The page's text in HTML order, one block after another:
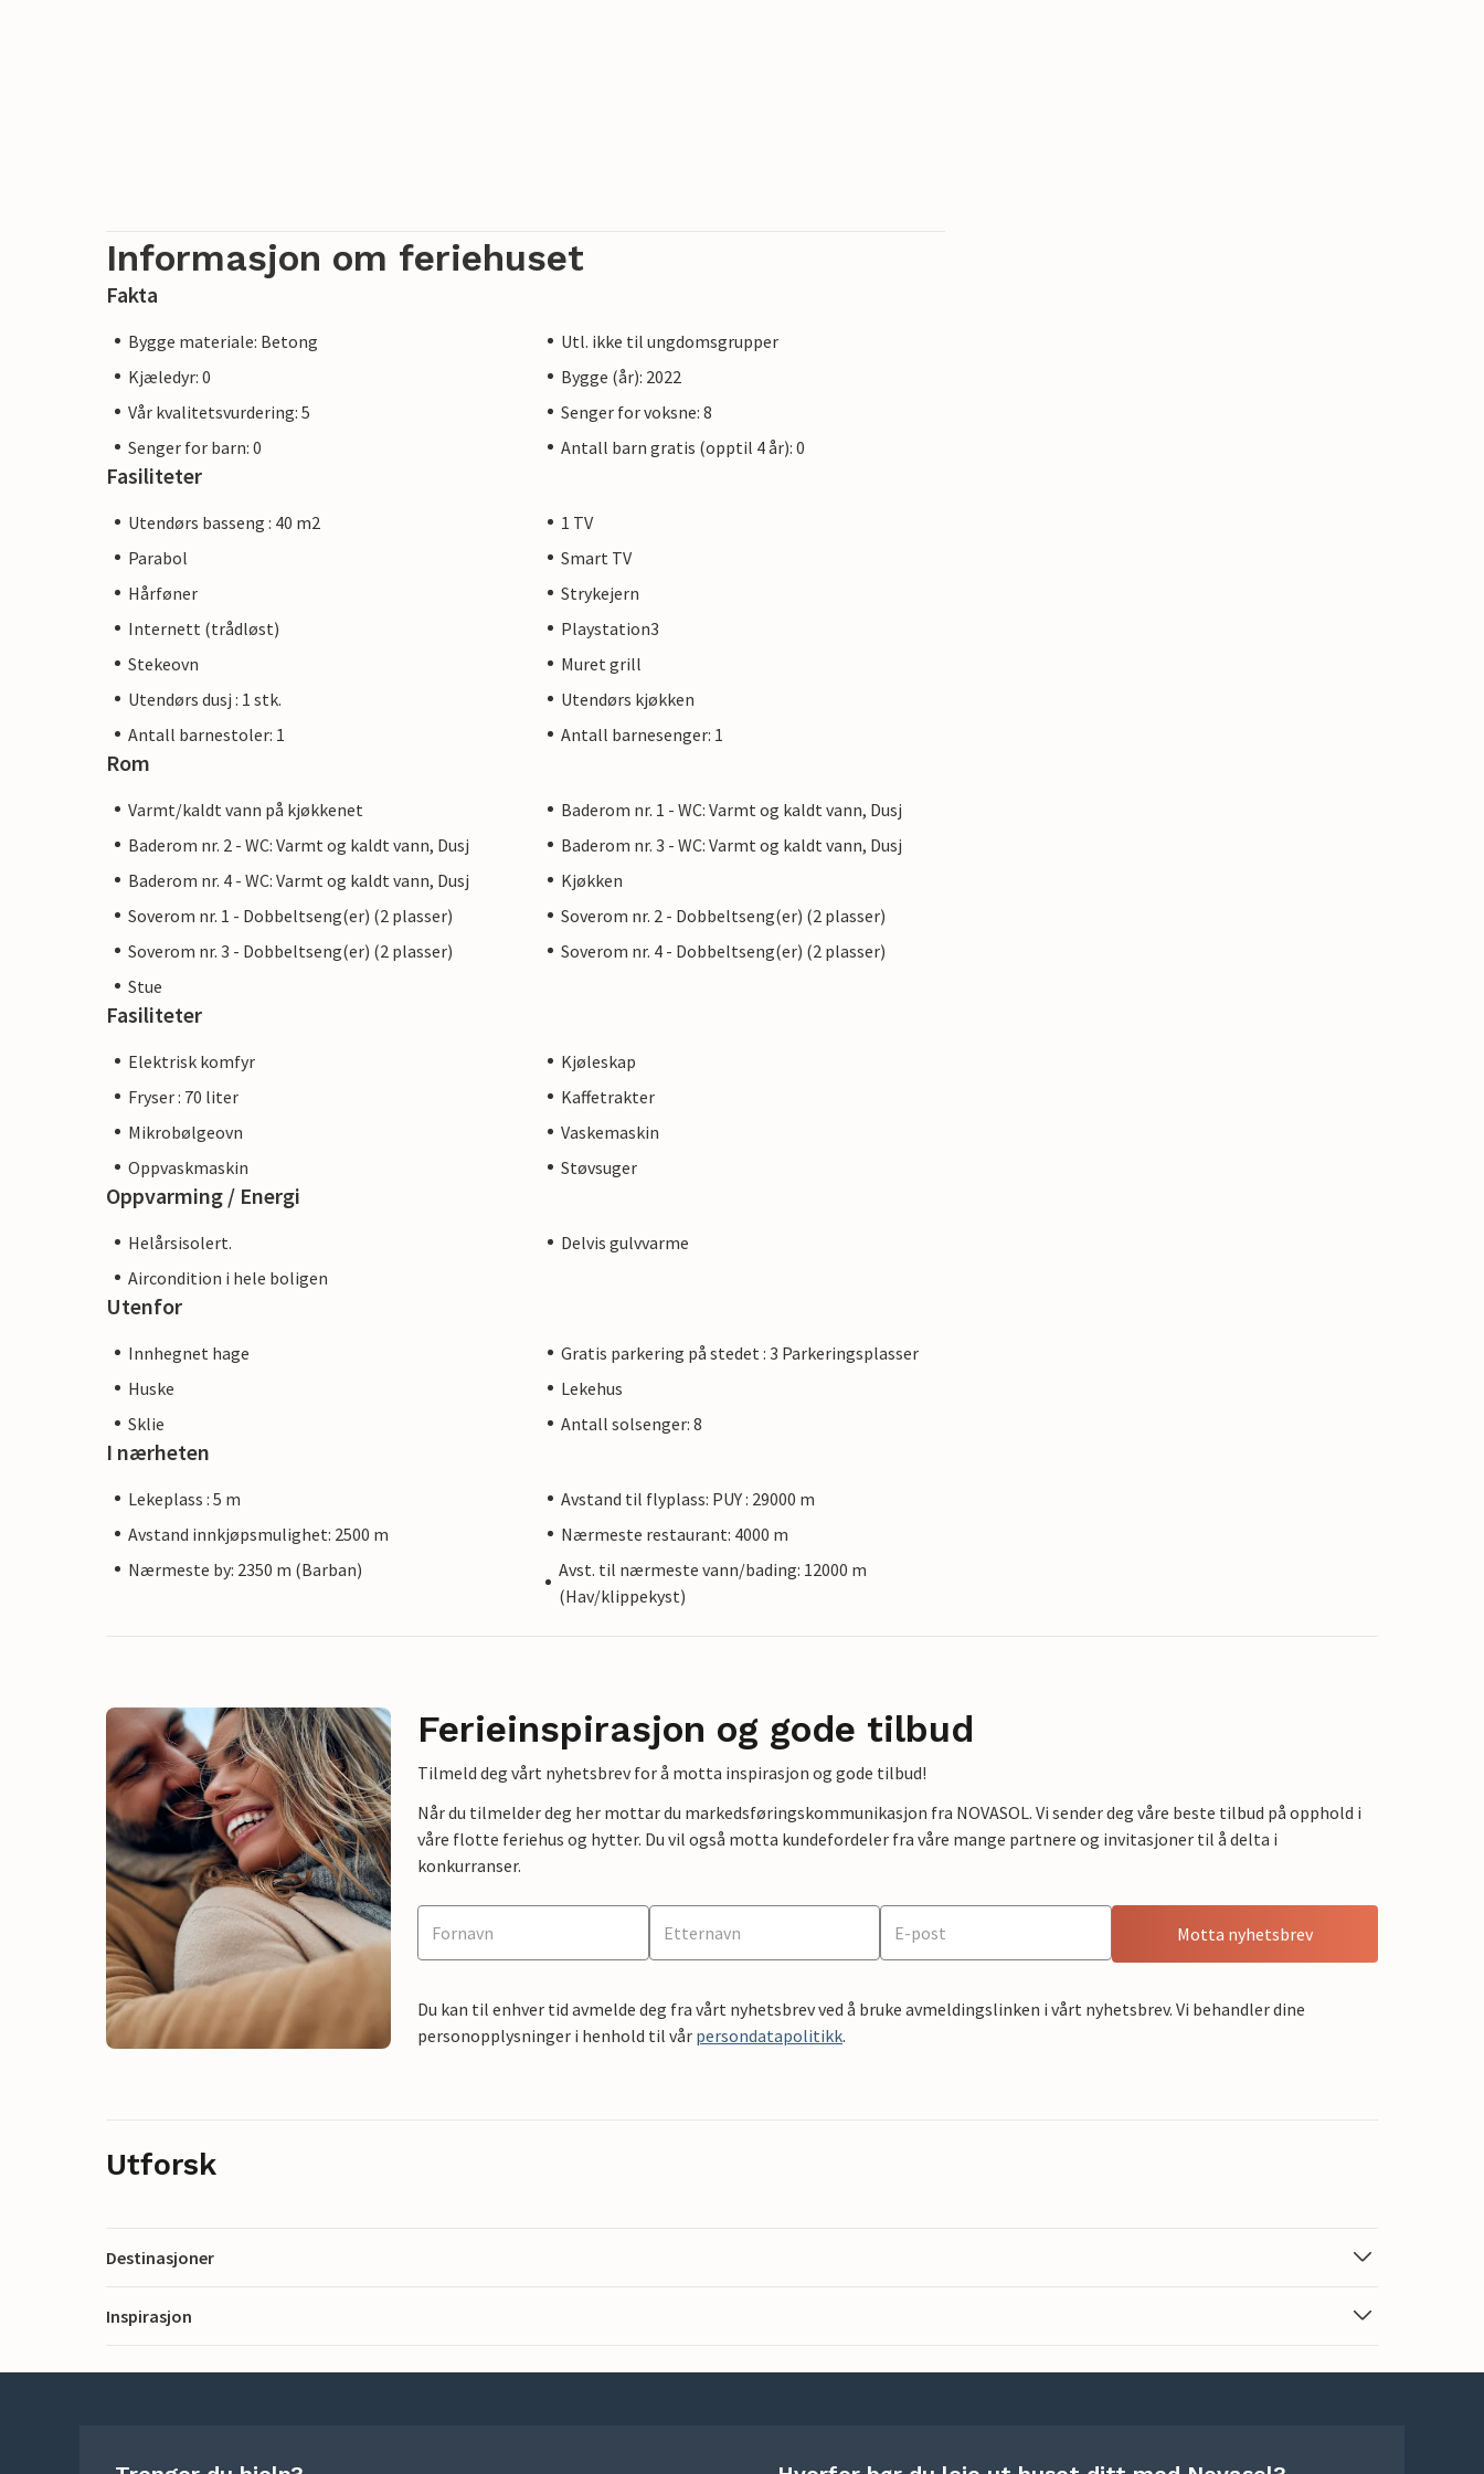
Informasjon om feriehuset
Fakta
Bygge materiale: Betong
Utl. ikke til ungdomsgrupper
Kjæledyr: 0
Bygge (år): 2022
Vår kvalitetsvurdering: 5
Senger for voksne: 8
Senger for barn: 0
Antall barn gratis (opptil 4 år): 0
Fasiliteter
Utendørs basseng : 40 m2
1 TV
Parabol
Smart TV
Hårføner
Strykejern
Internett (trådløst)
Playstation3
Stekeovn
Muret grill
Utendørs dusj : 1 stk.
Utendørs kjøkken
Antall barnestoler: 1
Antall barnesenger: 1
Rom
Varmt/kaldt vann på kjøkkenet
Baderom nr. 1 - WC: Varmt og kaldt vann, Dusj
Baderom nr. 2 - WC: Varmt og kaldt vann, Dusj
Baderom nr. 3 - WC: Varmt og kaldt vann, Dusj
Baderom nr. 4 - WC: Varmt og kaldt vann, Dusj
Kjøkken
Soverom nr. 1 - Dobbeltseng(er) (2 plasser)
Soverom nr. 2 - Dobbeltseng(er) (2 plasser)
Soverom nr. 3 - Dobbeltseng(er) (2 plasser)
Soverom nr. 4 - Dobbeltseng(er) (2 plasser)
Stue
Fasiliteter
Elektrisk komfyr
Kjøleskap
Fryser : 70 liter
Kaffetrakter
Mikrobølgeovn
Vaskemaskin
Oppvaskmaskin
Støvsuger
Oppvarming / Energi
Helårsisolert.
Delvis gulvvarme
Aircondition i hele boligen
Utenfor
Innhegnet hage
Gratis parkering på stedet : 3 Parkeringsplasser
Huske
Lekehus
Sklie
Antall solsenger: 8
I nærheten
Lekeplass : 5 m
Avstand til flyplass: PUY : 29000 m
Avstand innkjøpsmulighet: 2500 m
Nærmeste restaurant: 4000 m
Nærmeste by: 2350 m (Barban)
Avst. til nærmeste vann/bading: 12000 m
(Hav/klippekyst)
Ferieinspirasjon og gode tilbud
Tilmeld deg vårt nyhetsbrev for å motta inspirasjon og gode tilbud!
Når du tilmelder deg her mottar du markedsføringskommunikasjon fra NOVASOL. Vi sender deg våre beste tilbud på opphold i
våre flotte feriehus og hytter. Du vil også motta kundefordeler fra våre mange partnere og invitasjoner til å delta i
konkurranser.
Motta nyhetsbrev
Du kan til enhver tid avmelde deg fra vårt nyhetsbrev ved å bruke avmeldingslinken i vårt nyhetsbrev. Vi behandler dine
personopplysninger i henhold til vår persondatapolitikk.
Utforsk
Destinasjoner
Inspirasjon